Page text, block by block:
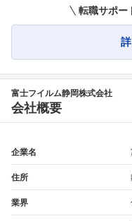
転職サポー
富士フイルム静岡株式会社
会社概要
企業名
住所
業界